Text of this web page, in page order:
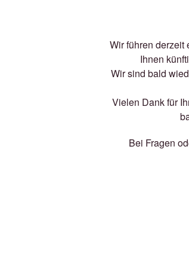
Wir führen derzeit
Ihnen
Wir sind bald
Vielen Dank für
Bei Fragen